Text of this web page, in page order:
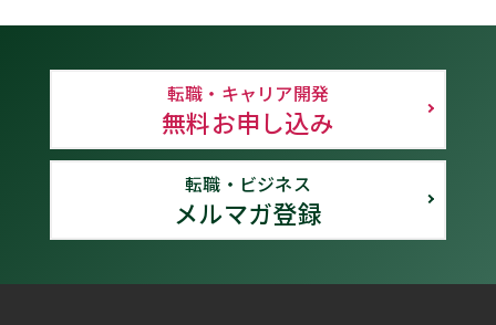
転職・キャリア開発
無料お申し込み
転職・ビジネス
メルマガ登録